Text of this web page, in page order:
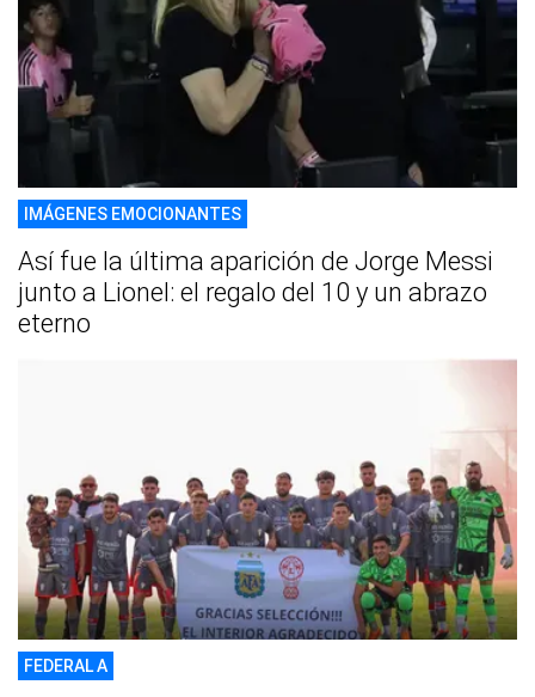
IMÁGENES EMOCIONANTES
Así fue la última aparición de Jorge Messi
junto a Lionel: el regalo del 10 y un abrazo
eterno
FEDERAL A